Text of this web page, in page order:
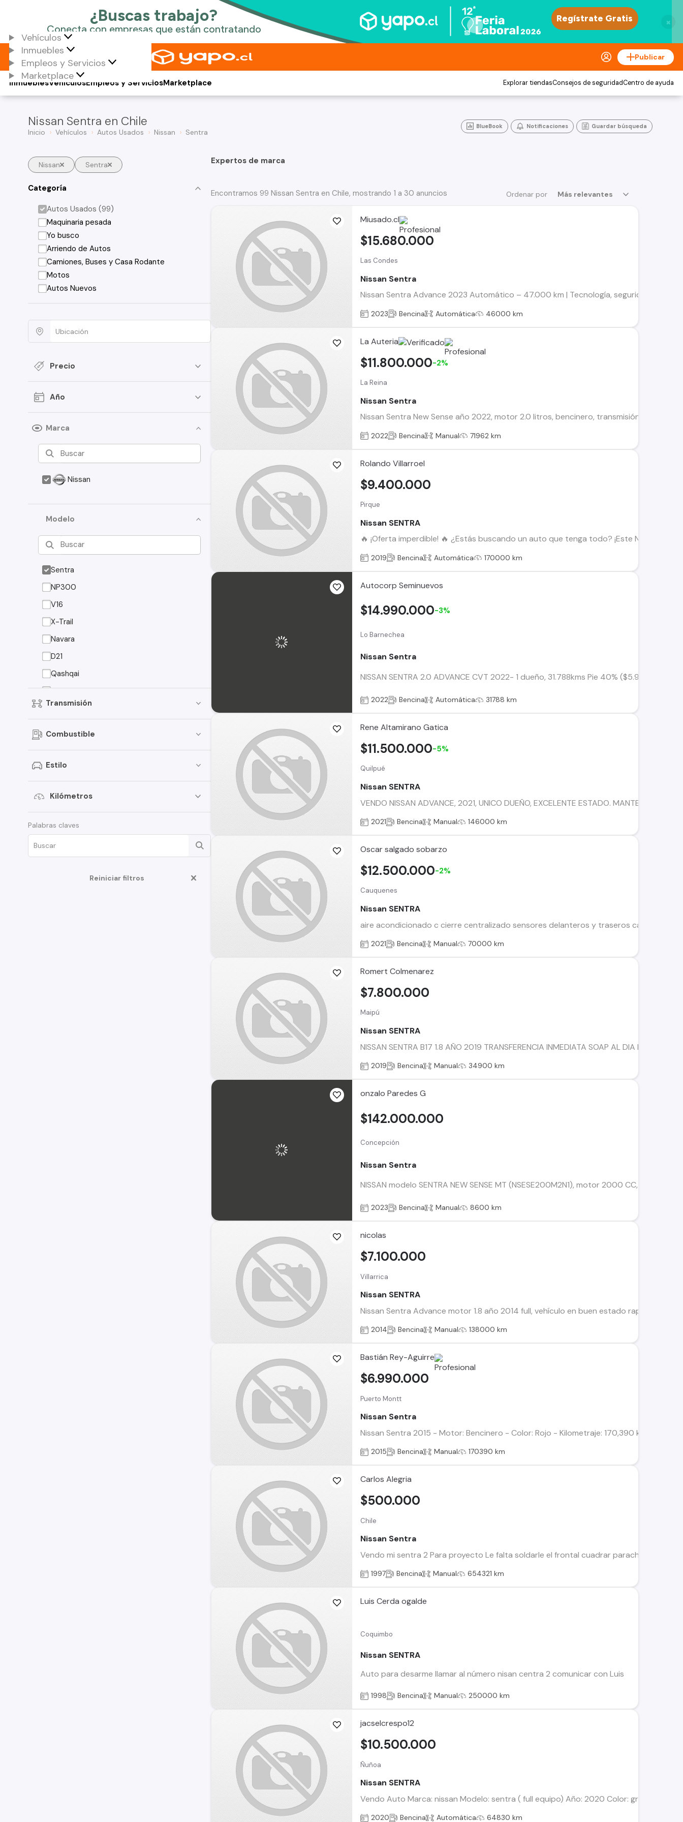
×
Vehículos
Inmuebles
Empleos y Servicios
Marketplace
Publicar
Vehículos
Inmuebles Empleos y ServiciosMarketplace Explorar tiendasConsejos de seguridadCentro de ayuda
Nissan Sentra en Chile
Inicio Vehículos Autos Usados Nissan Sentra
BlueBook Notificaciones Guardar búsqueda
Nissan Sentra
Categoría
Autos Usados (99)
Maquinaria pesada
Yo busco
Arriendo de Autos
Camiones, Buses y Casa Rodante
Motos
Autos Nuevos
Precio
Año
Marca
Nissan
Modelo
Sentra
NP300
V16
X-Trail
Navara
D21
Qashqai
Versa
Kicks
March
Tiida
Note
ALTIMA
D22
Transmisión
Combustible
Estilo
Kilómetros
Palabras claves
Reiniciar filtros
Expertos de marca
Ordenar por Más relevantes
Encontramos 99 Nissan Sentra en Chile, mostrando 1 a 30 anuncios
Miusado.cl
Las Condes
Nissan Sentra
Nissan Sentra Advance 2023 Automático – 47.000 km | Tecnología, seguridad y
$15.680.000
2023 Bencina Automática 46000 km
La Auteria
La Reina
Nissan Sentra
Nissan Sentra New Sense año 2022, motor 2.0 litros, bencinero, transmisión manual
$11.800.000-2%
2022 Bencina Manual 71962 km
Rolando Villarroel
Pirque
Nissan SENTRA
🔥 ¡Oferta imperdible! 🔥 ¿Estás buscando un auto que tenga todo? ¡Este Nissan
$9.400.000
2019 Bencina Automática 170000 km
Autocorp Seminuevos
Lo Barnechea
Nissan Sentra
NISSAN SENTRA 2.0 ADVANCE CVT 2022- 1 dueño, 31.788kms Pie 40%
$14.990.000-3%
2022 Bencina Automática 31788 km
Rene Altamirano Gatica
Quilpué
Nissan SENTRA
VENDO NISSAN ADVANCE, 2021, UNICO DUEÑO, EXCELENTE ESTADO. MANTENCION
$11.500.000-5%
2021 Bencina Manual 146000 km
Oscar salgado sobarzo
Cauquenes
Nissan SENTRA
aire acondicionado c cierre centralizado sensores delanteros y traseros camara de
$12.500.000-2%
2021 Bencina Manual 70000 km
Romert Colmenarez
Maipú
Nissan SENTRA
NISSAN SENTRA B17 1.8 AÑO 2019 TRANSFERENCIA INMEDIATA SOAP AL DIA
$7.800.000
2019 Bencina Manual 34900 km
onzalo Paredes G
Concepción
Nissan Sentra
NISSAN modelo SENTRA NEW SENSE MT (NSESE200M2N1), motor 2000 CC,
$142.000.000
2023 Bencina Manual 8600 km
nicolas
Villarrica
Nissan SENTRA
Nissan Sentra Advance motor 1.8 año 2014 full, vehículo en buen estado rapido,
$7.100.000
2014 Bencina Manual 138000 km
Bastián Rey-Aguirre
Puerto Montt
Nissan Sentra
Nissan Sentra 2015 - Motor: Bencinero - Color: Rojo - Kilometraje: 170,390 km -
$6.990.000
2015 Bencina Manual 170390 km
Carlos Alegria
Chile
Nissan Sentra
Vendo mi sentra 2 Para proyecto Le falta soldarle el frontal cuadrar parachoque
$500.000
1997 Bencina Manual 654321 km
Luis Cerda ogalde
Coquimbo
Nissan SENTRA
Auto para desarme llamar al número nisan centra 2 comunicar con Luis
1998 Bencina Manual 250000 km
jacselcrespo12
Ñuñoa
Nissan SENTRA
Vendo Auto Marca: nissan Modelo: sentra ( full equipo) Año: 2020 Color: gris Klm:
$10.500.000
2020 Bencina Automática 64830 km